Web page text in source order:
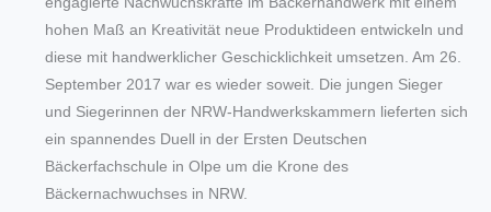
hohen Maß an Kreativität neue Produktideen entwickeln und
diese mit handwerklicher Geschicklichkeit umsetzen. Am 26.
September 2017 war es wieder soweit. Die jungen Sieger
und Siegerinnen der NRW-Handwerkskammern lieferten sich
ein spannendes Duell in der Ersten Deutschen
Bäckerfachschule in Olpe um die Krone des
Bäckernachwuchses in NRW.